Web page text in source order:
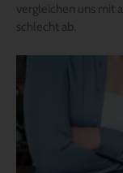
vergleichen uns mit
schlecht ab.